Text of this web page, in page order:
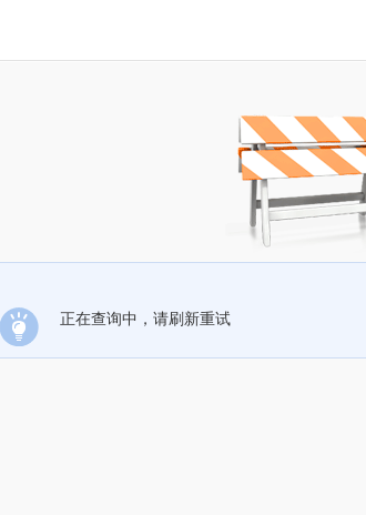
正在查询中，请刷新重试